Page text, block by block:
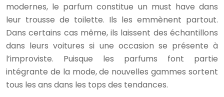
modernes, le parfum constitue un must have dans
leur trousse de toilette. Ils les emmènent partout.
Dans certains cas même, ils laissent des échantillons
dans leurs voitures si une occasion se présente à
l’improviste. Puisque les parfums font partie
intégrante de la mode, de nouvelles gammes sortent
tous les ans dans les tops des tendances.